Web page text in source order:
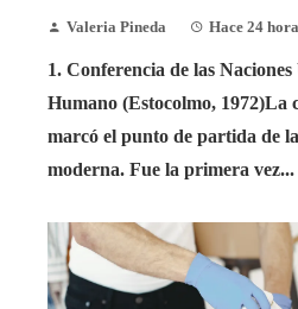
Valeria Pineda Hace 24
1. Conferencia de las
Humano (Estocolmo, 1972)La
marcó el punto de partida de
moderna. Fue la primera vez...